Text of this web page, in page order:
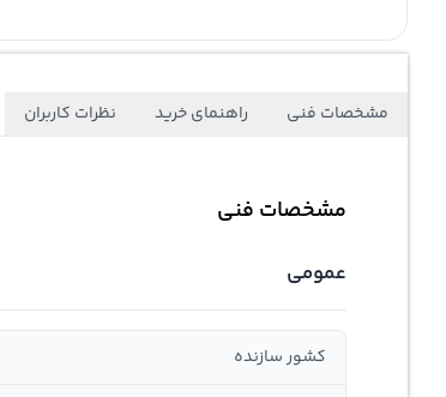
مشخصات فنی راهنمای خرید نظرات کاربران
مشخصات فنی
عمومی
کشور سازنده